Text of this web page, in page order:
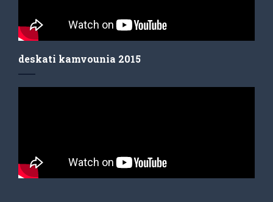
deskati kamvounia 2015